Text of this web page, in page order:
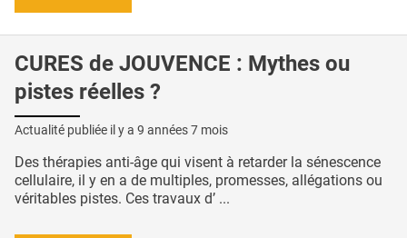
CURES de JOUVENCE : Mythes ou
pistes réelles ?
Actualité publiée il y a 9 années 7 mois
Des thérapies anti-âge qui visent à retarder la sénescence
cellulaire, il y en a de multiples, promesses, allégations ou
véritables pistes. Ces travaux d’ ...